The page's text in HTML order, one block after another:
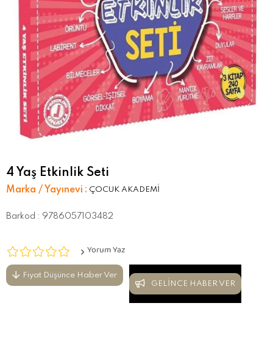
4 Yaş Etkinlik Seti
Marka / Yayınevi : ÇOCUK AKADEMİ
Barkod : 9786057103482
Yorum Yaz
Fiyat Düşünce Haber Ver
GELINCE HABER VER